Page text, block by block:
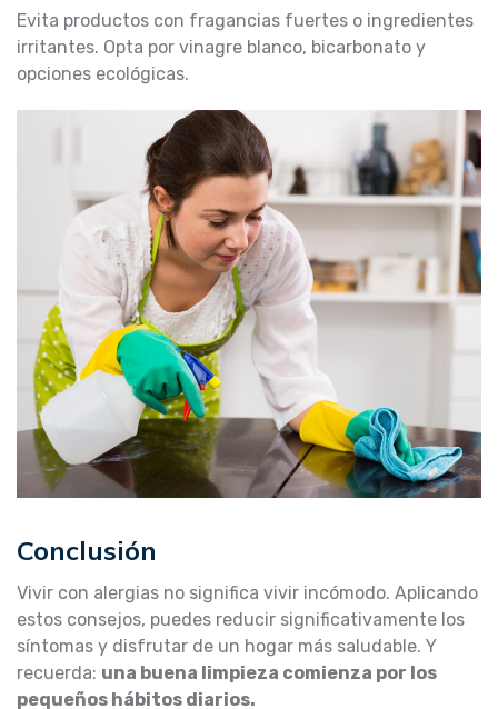
Evita productos con fragancias fuertes o ingredientes
irritantes. Opta por vinagre blanco, bicarbonato y
opciones ecológicas.
Conclusión
Vivir con alergias no significa vivir incómodo. Aplicando
estos consejos, puedes reducir significativamente los
síntomas y disfrutar de un hogar más saludable. Y
recuerda: una buena limpieza comienza por los
pequeños hábitos diarios.